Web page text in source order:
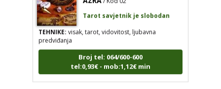
TEHNIKE:visak, tarot, vidovitost, ljubavna
predviđanja
Broj tel: 064/600-600
tel:0,93€ - mob:1,12€ min